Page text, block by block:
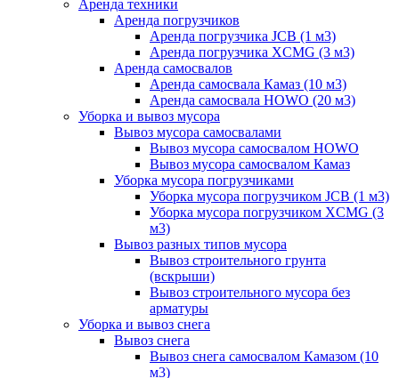
Аренда техники
Аренда погрузчиков
Аренда погрузчика JCB (1 м3)
Аренда погрузчика XCMG (3 м3)
Аренда самосвалов
Аренда самосвала Камаз (10 м3)
Аренда самосвала HOWO (20 м3)
Уборка и вывоз мусора
Вывоз мусора самосвалами
Вывоз мусора самосвалом HOWO
Вывоз мусора самосвалом Камаз
Уборка мусора погрузчиками
Уборка мусора погрузчиком JCB (1 м3)
Уборка мусора погрузчиком XCMG (3
м3)
Вывоз разных типов мусора
Вывоз строительного грунта
(вскрыши)
Вывоз строительного мусора без
арматуры
Уборка и вывоз снега
Вывоз снега
Вывоз снега самосвалом Камазом (10
м3)